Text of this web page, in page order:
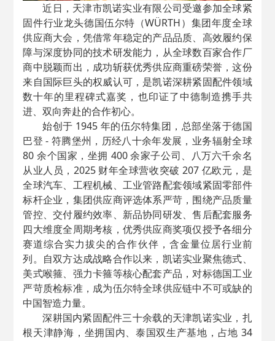
近日，天津市凯诺实业有限公司受邀参加全球紧
固件行业龙头德国伍尔特（WÜRTH）集团年度全球
供应商大会，凭借常年稳定的产品品质、高效履约保
障与深度协同的技术研发能力，从全球数百家合作厂
商中脱颖而出，成功斩获优秀供应商重磅荣誉，这份
来自国际巨头的权威认可，是凯诺深耕紧固配件领域
数十年的里程碑式嘉奖，也印证了中德制造携手共
进、双向奔赴的合作初心。
始创于 1945 年的伍尔特集团，总部坐落于德国
巴登 - 符腾堡州，历经八十余年发展，业务辐射全球
80 余个国家，坐拥 400 余家子公司、八万六千余名
从业人员，2025 财年全球营收突破 207 亿欧元，是
全球汽车、工程机械、工业管路配套领域紧固零部件
标杆企业，集团供应商评选体系严苛，围绕产品质量
管控、交付履约效率、新品协同研发、售后配套服务
四大维度全周期考核，优秀供应商奖项仅授予各细分
赛道综合实力拔尖的合作伙伴，含金量位居行业前
列。自双方达成战略合作以来，凯诺实业聚焦德式、
美式喉箍、强力卡箍等核心配套产品，对标德国工业
严苛质检标准，成为伍尔特全球供应链中不可或缺的
中国智造力量。
深耕国内紧固配件三十余载的天津凯诺实业，扎
根天津静海，坐拥国内、泰国双生产基地，占地 34